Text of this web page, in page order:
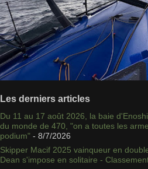
Les derniers articles
Du 11 au 17 août 2026, la baie
du monde de 470, "on a toutes les
podium" - 8/7/2026
Skipper Macif 2025 vainqueur en
Dean s'impose en solitaire -